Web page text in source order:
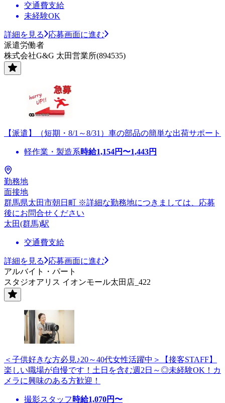
交通費支給
未経験OK
詳細を見る
応募画面に進む
派遣労働者
株式会社G&G 太田営業所(894535)
【派遣】（短期・8/1～8/31）車の部品の簡単な出荷サポート
軽作業・製造系時給1,154円〜1,443円
勤務地
面接地
群馬県太田市朝日町 ※詳細な勤務地につきましては、応募
後にお問合せください
太田(群馬)駅
交通費支給
詳細を見る
応募画面に進む
アルバイト・パート
スタジオアリス イオンモール太田店_422
＜子供好きな方必見♪20～40代女性活躍中＞【接客STAFF】
楽しい職場が自慢です！土日を含む週2日～◎未経験OK！カ
メラに興味のある方歓迎！
撮影スタッフ 時給1,070円〜